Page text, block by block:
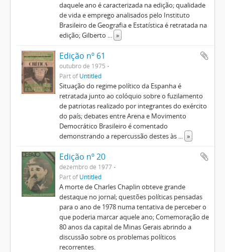
daquele ano é caracterizada na edição; qualidade
de vida e emprego analisados pelo Instituto
Brasileiro de Geografia e Estatística é retratada na
edição; Gilberto
»
Edição nº 61
outubro de 1975
Part ofUntitled
Situação do regime político da Espanha é
retratada junto ao colóquio sobre o fuzilamento
de patriotas realizado por integrantes do exército
do país; debates entre Arena e Movimento
Democrático Brasileiro é comentado
demonstrando a repercussão destes às
»
Edição nº 20
dezembro de 1977
Part ofUntitled
A morte de Charles Chaplin obteve grande
destaque no jornal; questões políticas pensadas
para o ano de 1978 numa tentativa de perceber o
que poderia marcar aquele ano; Comemoração de
80 anos da capital de Minas Gerais abrindo a
discussão sobre os problemas políticos
recorrentes.